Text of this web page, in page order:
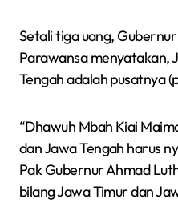
Setali tiga uang,
Parawansa menyatakan,
Tengah adalah pusatnya
“Dhawuh Mbah Kiai
dan Jawa Tengah harus
Pak Gubernur Ahmad
bilang Jawa Timur dan